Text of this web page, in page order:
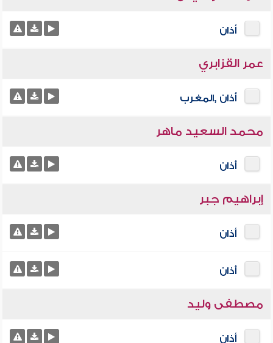
أذان
عمر القزابري
أذان ,المغرب
محمد السعيد ماهر
أذان
إبراهيم جبر
أذان
أذان
مصطفى وليد
أذان